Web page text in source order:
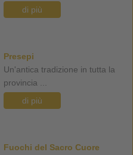
di più
Presepi
Un'antica tradizione in tutta la
provincia ...
di più
Fuochi del Sacro Cuore